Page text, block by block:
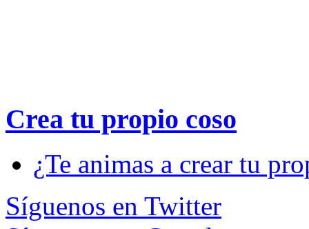
Crea tu propio coso
¿Te animas a crear tu
Síguenos en Twitter